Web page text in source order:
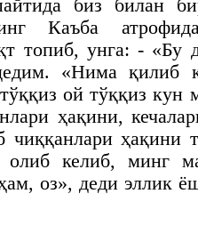
биз билан
Каъба
топиб, унга: - «Бу
«Нима қилиб
ой тўққиз кун
ҳақини,
чиққанлари
келиб, минг
оз», деди эллик